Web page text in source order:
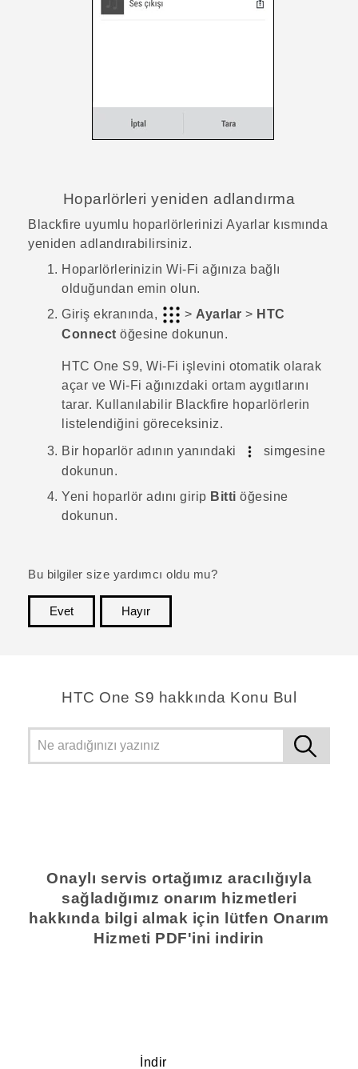
Hoparlörleri yeniden adlandırma
Blackfire uyumlu hoparlörlerinizi Ayarlar kısmında
yeniden adlandırabilirsiniz.
Hoparlörlerinizin Wi‍-Fi ağınıza bağlı
olduğundan emin olun.
Giriş ekranında, > Ayarlar > HTC
Connect öğesine dokunun.
HTC One S9‍, Wi‍-Fi işlevini otomatik olarak
açar ve Wi‍-Fi ağınızdaki ortam aygıtlarını
tarar. Kullanılabilir Blackfire hoparlörlerin
listelendiğini göreceksiniz.
Bir hoparlör adının yanındaki
simgesine
dokunun.
Yeni hoparlör adını girip Bitti öğesine
dokunun.
Bu bilgiler size yardımcı oldu mu?
Evet
Hayır
HTC One S9 hakkında Konu Bul
Onaylı servis ortağımız aracılığıyla
sağladığımız onarım hizmetleri
hakkında bilgi almak için lütfen Onarım
Hizmeti PDF'ini indirin
İndir